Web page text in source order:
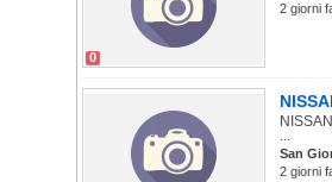
0
2 giorni
...
San
2 giorni